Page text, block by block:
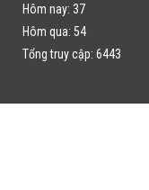
Hôm nay: 37
Hôm qua: 54
Tổng truy cập: 6443